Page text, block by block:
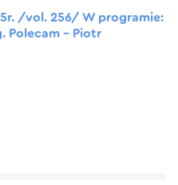
/vol. 256/ W programie:
Polecam – Piotr